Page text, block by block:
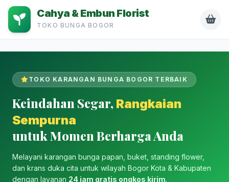
Cahya & Embun Florist
TOKO BUNGA BOGOR
TOKO KARANGAN BUNGA BOGOR TERBAIK
Keindahan Segar, Rangkaian
Sempurna
untuk Momen Berharga Anda
Melayani karangan bunga papan, buket, standing flower,
dan krans duka cita untuk wilayah Bogor Kota & Kabupaten
dengan layanan 24 jam gratis ongkos kirim.